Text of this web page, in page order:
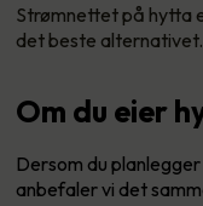
Strømnettet på hytta
det beste alternativet.
Om du eier
Dersom du
anbefaler vi det